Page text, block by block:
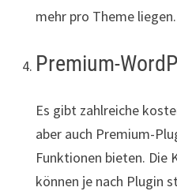
mehr pro Theme liegen.
Premium-
Es gibt zahlreiche
aber auch Premium-
Funktionen bieten. Die
können je nach Plugin